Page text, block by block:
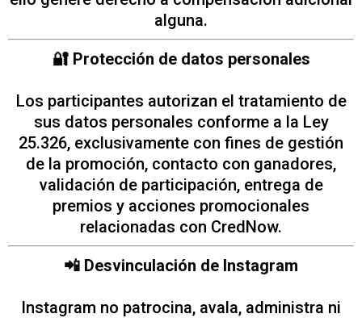
alguna.
🔐 Protección de datos personales
Los participantes autorizan el tratamiento de
sus datos personales conforme a la Ley
25.326, exclusivamente con fines de gestión
de la promoción, contacto con ganadores,
validación de participación, entrega de
premios y acciones promocionales
relacionadas con CredNow.
📲 Desvinculación de Instagram
Instagram no patrocina, avala, administra ni